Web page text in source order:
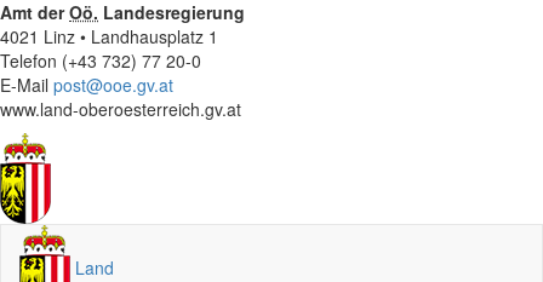
Amt derOö. Landesregierung
4021 Linz • Landhausplatz 1
Telefon (+43 732) 77 20-0
E-Mail post@ooe.gv.at
www.land-oberoesterreich.gv.at
Land